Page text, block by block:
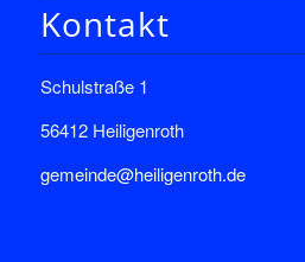
Kontakt
Schulstraße 1
56412 Heiligenroth
gemeinde@heiligenroth.de